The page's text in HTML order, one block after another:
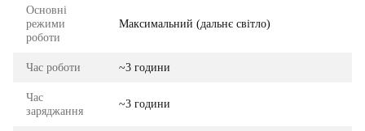
Основні
режими
роботи
Максимальний (дальнє світло)
Час роботи ~3 години
Час
заряджання
~3 години